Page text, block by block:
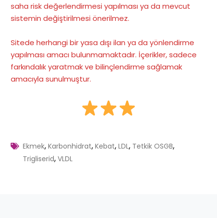
saha risk değerlendirmesi yapılması ya da mevcut
sistemin değiştirilmesi önerilmez.
Sitede herhangi bir yasa dışı ilan ya da yönlendirme
yapılması amacı bulunmamaktadır. İçerikler, sadece
farkındalık yaratmak ve bilinçlendirme sağlamak
amacıyla sunulmuştur.
Ekmek,Karbonhidrat,Kebat,LDL, Tetkik OSGB,
Trigliserid,VLDL